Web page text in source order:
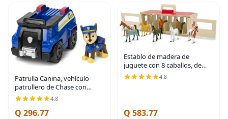
Patrulla Canina, vehículo
patrullero de Chase con
figura coleccionable, para
niños a partir de 3 años
4.8
Q 296.77
Establo de madera de
juguete con 8 caballos, de
Melissa & Doug
4.8
Q 583.77